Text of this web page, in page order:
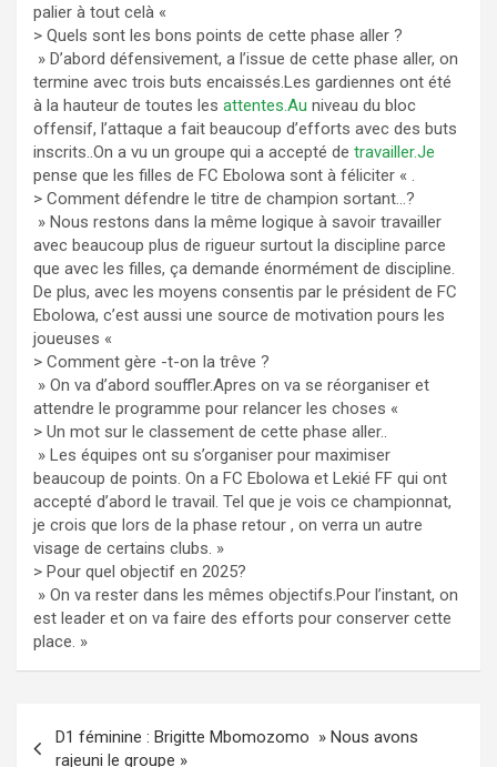
palier à tout celà «
> Quels sont les bons points de cette phase aller ?
» D’abord défensivement, a l’issue de cette phase aller, on
termine avec trois buts encaissés.Les gardiennes ont été
à la hauteur de toutes les attentes.Au niveau du bloc
offensif, l’attaque a fait beaucoup d’efforts avec des buts
inscrits..On a vu un groupe qui a accepté de travailler.Je
pense que les filles de FC Ebolowa sont à féliciter « .
> Comment défendre le titre de champion sortant…?
» Nous restons dans la même logique à savoir travailler
avec beaucoup plus de rigueur surtout la discipline parce
que avec les filles, ça demande énormément de discipline.
De plus, avec les moyens consentis par le président de FC
Ebolowa, c’est aussi une source de motivation pours les
joueuses «
> Comment gère -t-on la trêve ?
» On va d’abord souffler.Apres on va se réorganiser et
attendre le programme pour relancer les choses «
> Un mot sur le classement de cette phase aller..
» Les équipes ont su s’organiser pour maximiser
beaucoup de points. On a FC Ebolowa et Lekié FF qui ont
accepté d’abord le travail. Tel que je vois ce championnat,
je crois que lors de la phase retour , on verra un autre
visage de certains clubs. »
> Pour quel objectif en 2025?
» On va rester dans les mêmes objectifs.Pour l’instant, on
est leader et on va faire des efforts pour conserver cette
place. »
de
D1 féminine : Brigitte Mbomozomo » Nous avons
rajeuni le groupe »